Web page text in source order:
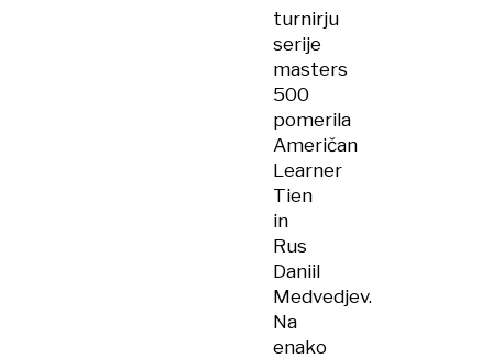
turnirju
serije
masters
500
pomerila
Američan
Learner
Tien
in
Rus
Daniil
Medvedjev.
Na
enako